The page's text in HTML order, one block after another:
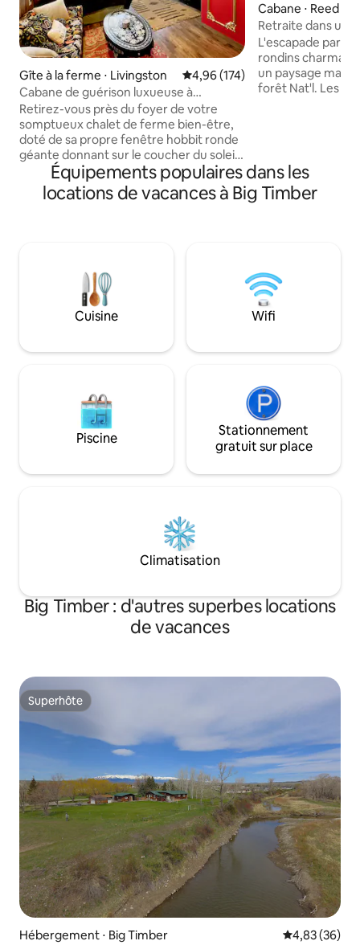
Gîte à la ferme ⋅ Livingston Évaluation moyenne sur la
4,96 (174)
Cabane de guérison luxueuse à
Yellowstone
Retirez-vous près du foyer de votre
somptueux chalet de ferme bien-être,
doté de sa propre fenêtre hobbit ronde
géante donnant sur le coucher du soleil,
et admirez le ciel nocturne scintillant, les
panoramas majestueux ou jouez avec
les chèvres. À seulement 7 minutes de la
pluie à l'italienne, cuisine équipée avec
évier de ferme italien, connexion Wi-Fi
haut débit, grande télévision connectée
à écran plat, lit king size, canapé-lit
Cabane ⋅ Reed
Retraite dans
Packsaddle Butte
L'escapade
rondins
un paysage
forêt Nat'l. Les sentiers de randonnée et
jumeaux, TV,
ondes, mini-
gril/plaque
adultes avec lit
Équipements populaires dans les
locations de vacances à Big Timber
Cuisine Wifi
Piscine
Stationnement
gratuit sur place
Climatisation
Big Timber : d'autres superbes locations
de vacances
Superhôte
Superhôte
Hébergement ⋅ Big Timber Évaluation
4,83 (36)